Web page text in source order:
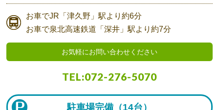
お車でJR「津久野」駅より約6分
お車で泉北高速鉄道「深井」駅より約7分
お気軽にお問い合わせください
TEL:072-276-5070
駐車場完備（14台）